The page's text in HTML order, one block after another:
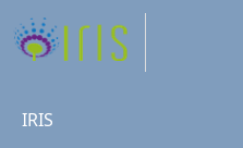
IRIS